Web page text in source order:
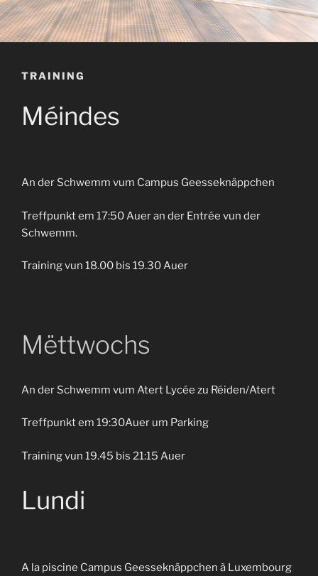
TRAINING
Méindes
An der Schwemm vum Campus Geesseknäppchen
Treffpunkt em 17:50 Auer an der Entrée vun der
Schwemm.
Training vun 18.00 bis 19.30 Auer
Mëttwochs
An der Schwemm vum Atert Lycée zu Réiden/Atert
Treffpunkt em 19:30Auer um Parking
Training vun 19.45 bis 21:15 Auer
Lundi
A la piscine Campus Geesseknäppchen à Luxembourg